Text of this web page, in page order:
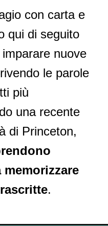
con carta e
qui di seguito
nuove
le parole
più
una recente
di Princeton,
.